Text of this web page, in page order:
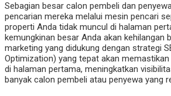
Sebagian besar calon pembeli dan
pencarian mereka melalui mesin pencari
properti Anda tidak muncul di halaman
kemungkinan besar Anda akan kehilangan
marketing yang didukung dengan strategi
Optimization) yang tepat akan
di halaman pertama, meningkatkan
banyak calon pembeli atau penyewa yang